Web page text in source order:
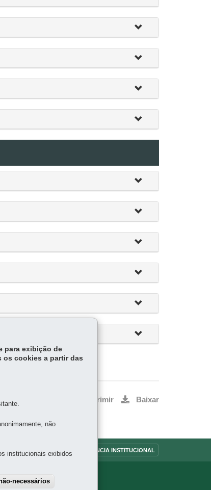
Imprimir Baixar
OUVIDORIA TRANSPARÊNCIA INSTITUCIONAL
para exibição de
os cookies a partir das
não
institucionais exibidos
necessários